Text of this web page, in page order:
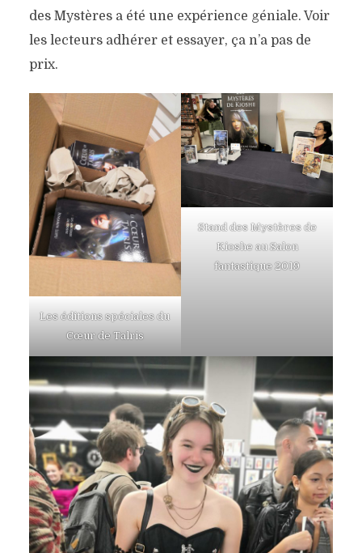
des Mystères a été une expérience géniale. Voir
les lecteurs adhérer et essayer, ça n’a pas de
prix.
Les éditions spéciales du
Cœur de Talris
Stand des Mystères de
Kioshe au Salon
fantastique 2019